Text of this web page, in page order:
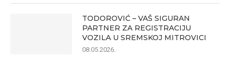
TODOROVIĆ – VAŠ SIGURAN
PARTNER ZA REGISTRACIJU
VOZILA U SREMSKOJ MITROVICI
08.05.2026.